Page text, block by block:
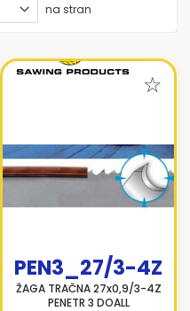
na stran
PEN3_27/3-4Z
ŽAGA TRAČNA 27x0,9/3-4Z
PENETR 3 DOALL